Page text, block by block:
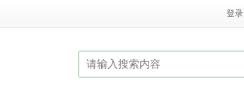
登录